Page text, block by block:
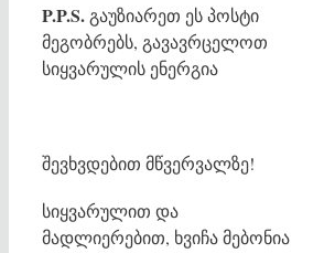
P.P.S. გაუზიარეთ ეს პოსტი
მეგობრებს, გავავრცელოთ
სიყვარულის ენერგია
შევხვდებით მწვერვალზე!
სიყვარულით და
მადლიერებით, ხვიჩა მებონია